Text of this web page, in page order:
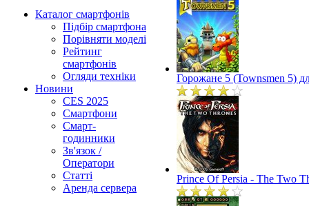
Каталог смартфонів
Підбір смартфона
Порівняти моделі
Рейтинг
смартфонів
Огляди техніки
Новини
CES 2025
Смартфони
Смарт-
годинники
Зв'язок /
Оператори
Статті
Аренда сервера
Горожане 5 (Townsmen 5)
Prince Of Persia - The Two